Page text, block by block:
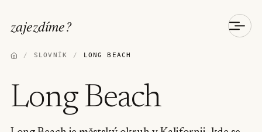
zajezdíme?
/ SLOVNÍK / LONG BEACH
Long Beach